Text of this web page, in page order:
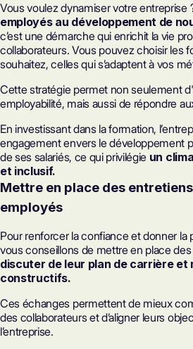
Vous voulez dynamiser votre entreprise
employés au développement de
c’est une démarche qui enrichit la vie
collaborateurs. Vous pouvez choisir les
souhaitez, celles qui s’adaptent à vos
Cette stratégie permet non seulement
employabilité, mais aussi de répondre
En investissant dans la formation,
engagement envers le développement
de ses salariés, ce qui privilégie un
et inclusif.
Mettre en place des
employés
Pour renforcer la confiance et donner la
vous conseillons de mettre en place
discuter de leur plan de carrière
constructifs.
Ces échanges permettent de mieux
des collaborateurs et d’aligner leurs
l’entreprise.